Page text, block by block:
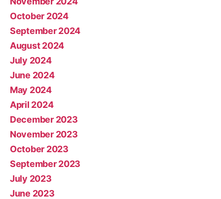
October 2024
September 2024
August 2024
July 2024
June 2024
May 2024
April 2024
December 2023
November 2023
October 2023
September 2023
July 2023
June 2023